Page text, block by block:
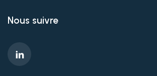
Nous suivre